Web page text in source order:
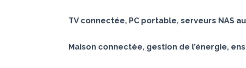
TV connectée, PC portable, serveurs NAS
Maison connectée, gestion de l’énergie,